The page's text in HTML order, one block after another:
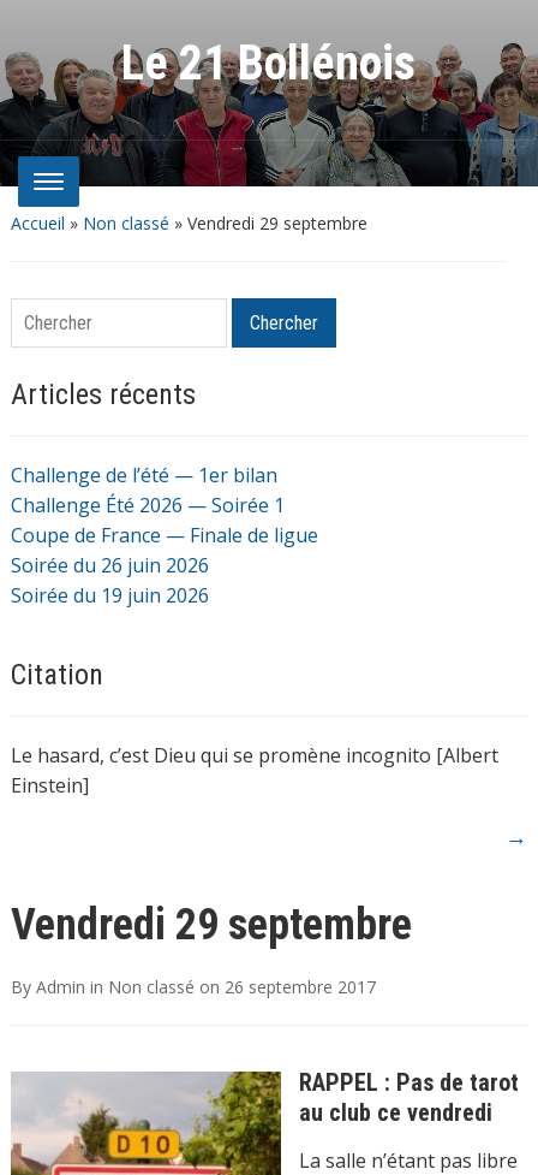
Le 21 Bollénois
Accueil » Non classé » Vendredi 29 septembre
Chercher Chercher
Articles récents
Challenge de l’été — 1er bilan
Challenge Été 2026 — Soirée 1
Coupe de France — Finale de ligue
Soirée du 26 juin 2026
Soirée du 19 juin 2026
Citation
Le hasard, c’est Dieu qui se promène incognito [Albert
Einstein]
→
Vendredi 29 septembre
By Admin in Non classé on 26 septembre 2017
RAPPEL : Pas de tarot
au club ce vendredi
La salle n’étant pas libre